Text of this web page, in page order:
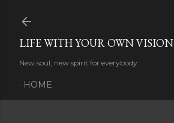
LIFE WITH YOUR OWN VISION
New soul, new spirit for everybody
HOME